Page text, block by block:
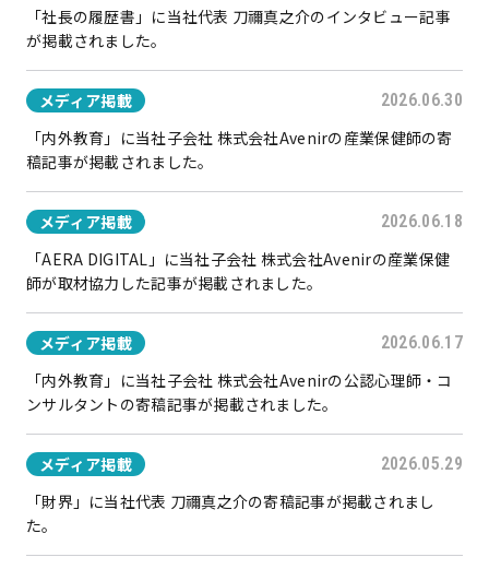
「社長の履歴書」に当社代表 刀禰真之介のインタビュー記事
が掲載されました。
メディア掲載 2026.06.30
「内外教育」に当社子会社 株式会社Avenirの産業保健師の寄
稿記事が掲載されました。
メディア掲載 2026.06.18
「AERA DIGITAL」に当社子会社 株式会社Avenirの産業保健
師が取材協力した記事が掲載されました。
メディア掲載 2026.06.17
「内外教育」に当社子会社 株式会社Avenirの公認心理師・コ
ンサルタントの寄稿記事が掲載されました。
メディア掲載 2026.05.29
「財界」に当社代表 刀禰真之介の寄稿記事が掲載されまし
た。